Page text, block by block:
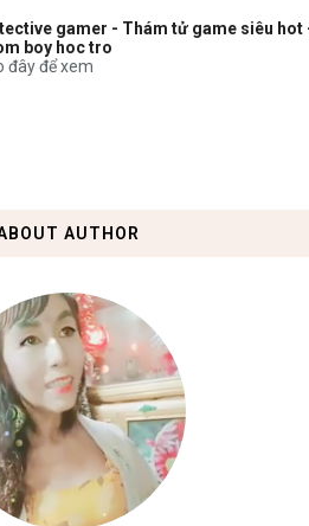
gamer - Thám tử game siêu hot
boy hoc tro
đây để xem
AUTHOR